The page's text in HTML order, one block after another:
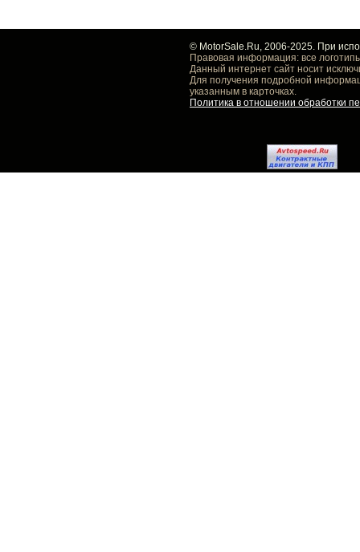
© MotorSale.Ru, 2006-2025. При
Правовая информация: все
Данный интернет сайт носит
Для получения подробной
указанным в карточках.
Политика в отношении обработки